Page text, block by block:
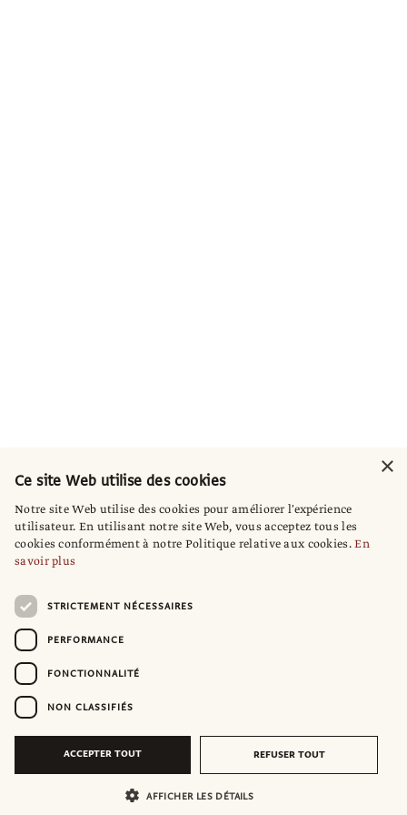
×
Ce site Web utilise des cookies
Notre site Web utilise des cookies pour améliorer l'expérience
utilisateur. En utilisant notre site Web, vous acceptez tous les
cookies conformément à notre Politique relative aux cookies.En
savoir plus
STRICTEMENT NÉCESSAIRES
PERFORMANCE
FONCTIONNALITÉ
NON CLASSIFIÉS
ACCEPTER TOUT REFUSER TOUT
AFFICHER LES DÉTAILS